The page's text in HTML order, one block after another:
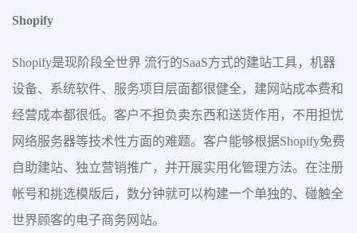
Shopify
Shopify是现阶段全世界 流行的SaaS方式的建站工具，机器
设备、系统软件、服务项目层面都很健全，建网站成本费和
经营成本都很低。客户不担负卖东西和送货作用，不用担忧
网络服务器等技术性方面的难题。客户能够根据Shopify免费
自助建站、独立营销推广，并开展实用化管理方法。在注册
帐号和挑选模版后，数分钟就可以构建一个单独的、碰触全
世界顾客的电子商务网站。